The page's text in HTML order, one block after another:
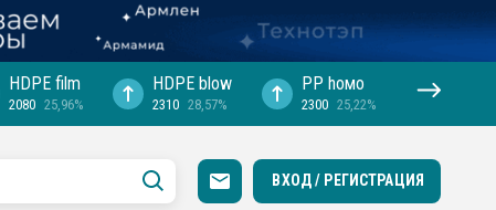
HDPE film
2080 25,96%
HDPE blow
2310 28,57%
PP hомо
2300 25,22%
ВХОД / РЕГИСТРАЦИЯ